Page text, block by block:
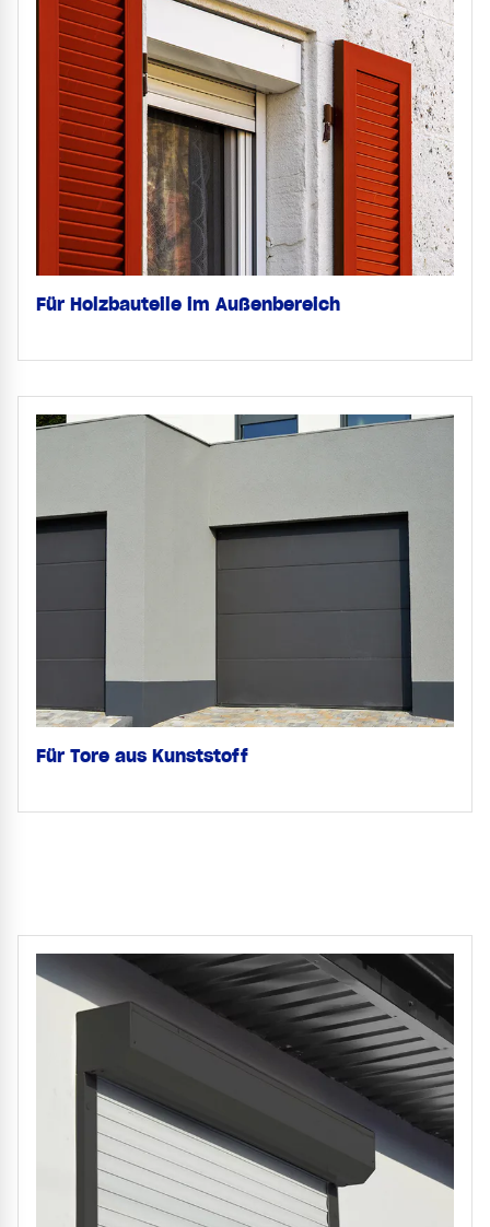
Für Holzbauteile im Außenbereich
Für Tore aus Kunststoff